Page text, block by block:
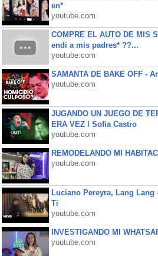
en*
youtube.com
COMPRE EL AUTO DE MIS
endi a mis padres* ??...
youtube.com
SAMANTA DE BAKE OFF -
youtube.com
JUGANDO UN JUEGO DE
ERA VEZ l Sofia Castro
youtube.com
REMODELANDO MI
youtube.com
Luciano Pereyra, Lang Lang
Ti
youtube.com
INVESTIGANDO MI
youtube.com